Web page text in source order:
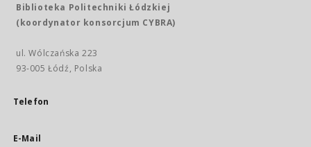
Biblioteka Politechniki Łódzkiej
(koordynator konsorcjum CYBRA)
ul. Wólczańska 223
93-005 Łódź, Polska
Telefon
E-Mail